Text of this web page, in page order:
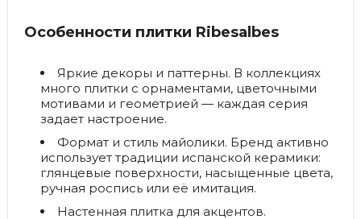
Особенности плитки Ribesalbes
Яркие декоры и паттерны. В коллекциях
много плитки с орнаментами, цветочными
мотивами и геометрией — каждая серия
задает настроение.
Формат и стиль майолики. Бренд активно
использует традиции испанской керамики:
глянцевые поверхности, насыщенные цвета,
ручная роспись или её имитация.
Настенная плитка для акцентов.